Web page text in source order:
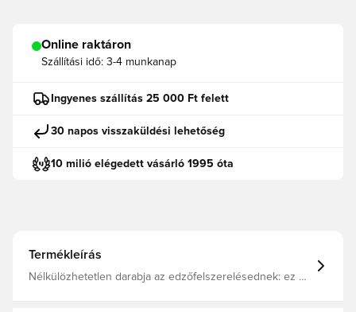
Online raktáron
Szállítási idő: 3-4 munkanap
Ingyenes szállítás 25 000 Ft felett
30 napos visszaküldési lehetőség
10 milió elégedett vásárló 1995 óta
Termékleírás
Nélkülözhetetlen darabja az edzőfelszerelésednek: ez a